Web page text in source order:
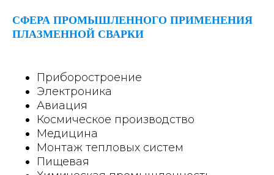
СФЕРА ПРОМЫШЛЕННОГО ПРИМЕНЕНИЯ
ПЛАЗМЕННОЙ СВАРКИ
Приборостроение
Электроника
Авиация
Космическое производство
Медицина
Монтаж тепловых систем
Пищевая